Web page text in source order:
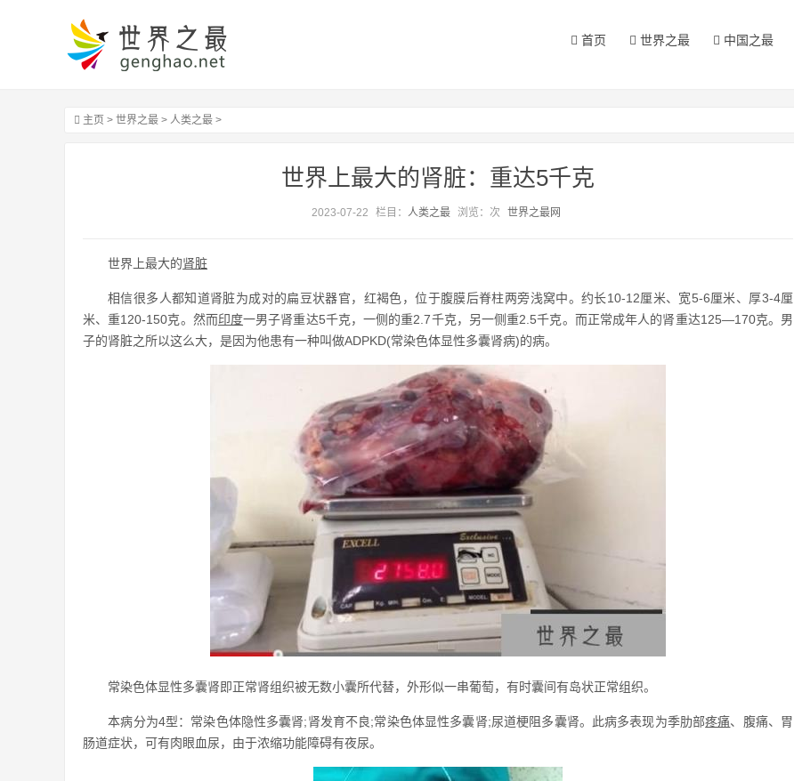
首页 世界之最 中国之最
主页 > 世界之最 > 人类之最 >
世界上最大的肾脏：重达5千克
2023-07-22 栏目： 人类之最 浏览： 次 世界之最网
世界上最大的肾脏
相信很多人都知道肾脏为成对的扁豆状器官，红褐色，位于腹膜后脊柱两旁浅窝中。约长10-12厘米、宽5-6厘米、厚3-4厘
米、重120-150克。然而印度一男子肾重达5千克，一侧的重2.7千克，另一侧重2.5千克。而正常成年人的肾重达125—170克。男
子的肾脏之所以这么大，是因为他患有一种叫做ADPKD(常染色体显性多囊肾病)的病。
常染色体显性多囊肾即正常肾组织被无数小囊所代替，外形似一串葡萄，有时囊间有岛状正常组织。
本病分为4型：常染色体隐性多囊肾;肾发育不良;常染色体显性多囊肾;尿道梗阻多囊肾。此病多表现为季肋部疼痛、腹痛、胃
肠道症状，可有肉眼血尿，由于浓缩功能障碍有夜尿。